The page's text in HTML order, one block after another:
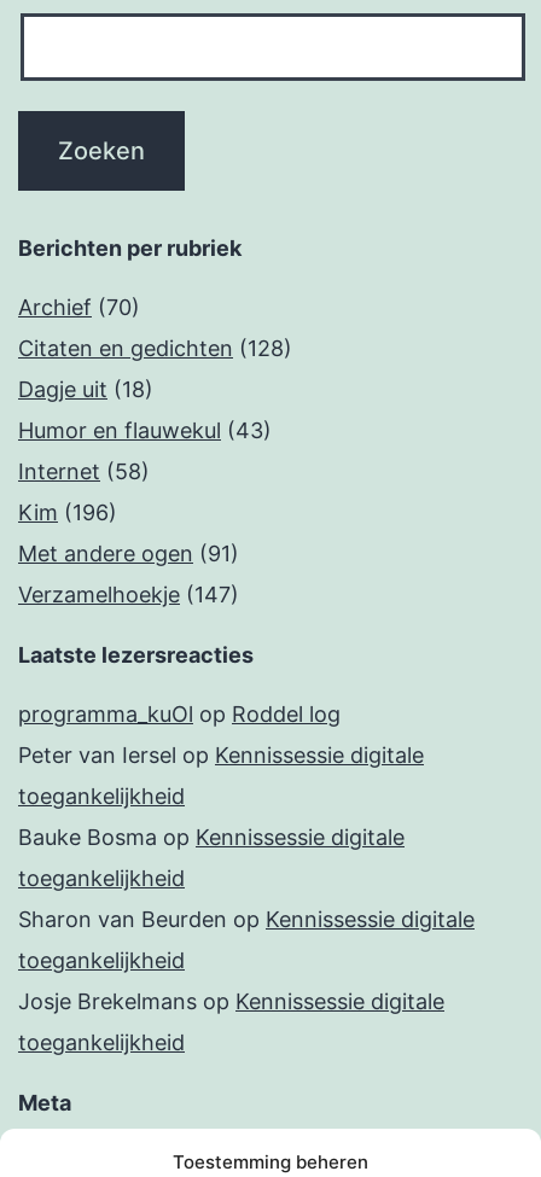
Toestemming beheren
Berichten per rubriek
Archief (70)
Citaten en gedichten (128)
Dagje uit (18)
Humor en flauwekul (43)
Internet (58)
Kim (196)
Met andere ogen (91)
Verzamelhoekje (147)
Laatste lezersreacties
programma_kuOl op Roddel log
Peter van Iersel op Kennissessie digitale
toegankelijkheid
Bauke Bosma op Kennissessie digitale
toegankelijkheid
Sharon van Beurden op Kennissessie digitale
toegankelijkheid
Josje Brekelmans op Kennissessie digitale
toegankelijkheid
Meta